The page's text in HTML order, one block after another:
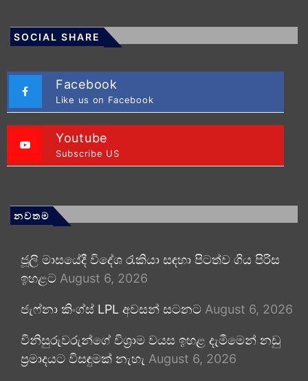
SOCIAL SHARE
Facebook
Like us on Facebook
Youtube
Subscribe US
නවතම
ජූලි මාසයේදී විදේශ රැකියා සඳහා පිටත්ව ගිය පිරිස
ඉහළට August 6, 2026
ජැෆ්නා කිංග්ස් LPL අවසන් සටනට August 6, 2026
විනිසුරුවරුන්ගේ විශ්‍රාම වයස ඉහළ දැමීමෙන් නඩු
ප්‍රමාදයට විසඳුමක් නැහැ August 6, 2026